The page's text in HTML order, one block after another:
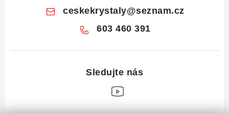
ceskekrystaly@seznam.cz
603 460 391